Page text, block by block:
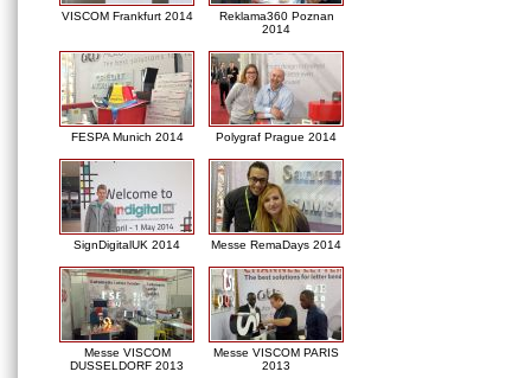
VISCOM Frankfurt 2014
Reklama360 Poznan
2014
FESPA Munich 2014 Polygraf Prague 2014
SignDigitalUK 2014 Messe RemaDays 2014
Messe VISCOM
DUSSELDORF 2013
Messe VISCOM PARIS
2013